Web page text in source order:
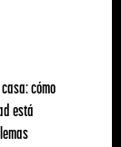
cómo
está